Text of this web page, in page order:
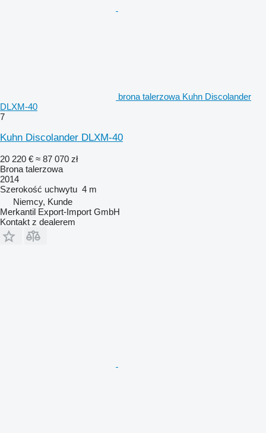
brona talerzowa Kuhn Discolander
DLXM-40
7
Kuhn Discolander DLXM-40
20 220 € ≈ 87 070 zł
Brona talerzowa
2014
Szerokość uchwytu 4 m
Niemcy, Kunde
Merkantil Export-Import GmbH
Kontakt z dealerem